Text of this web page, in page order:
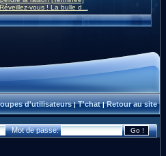
vous ! La bulle d...
d'utilisateurs|T'chat|Retour au site
Mot de passe: